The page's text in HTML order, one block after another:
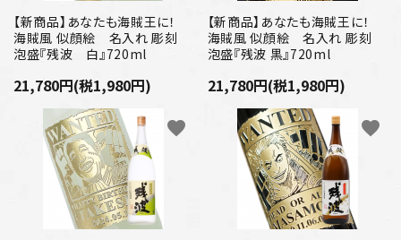
プライバシーポリシー
特定商取引法について
お問い合わせ
【新商品】あなたも海賊王に！
海賊風 似顔絵 名入れ 彫刻
泡盛『残波 白』720ml
21,780円(税1,980円)
【新商品】あなたも海賊王に！
海賊風 似顔絵 名入れ 彫刻
泡盛『残波 黒』720ml
21,780円(税1,980円)
favorite favorite